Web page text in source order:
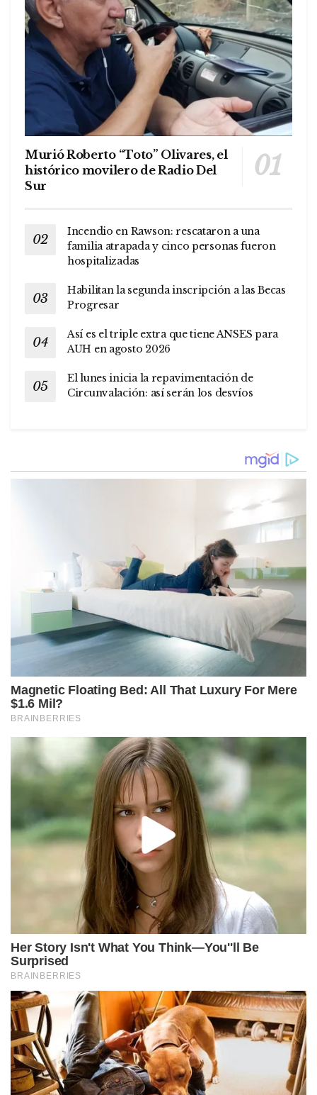
Murió Roberto “Toto” Olivares, el
histórico movilero de Radio Del
Sur
Incendio en Rawson: rescataron a una
familia atrapada y cinco personas fueron
hospitalizadas
Habilitan la segunda inscripción a las Becas
Progresar
Así es el triple extra que tiene ANSES para
AUH en agosto 2026
El lunes inicia la repavimentación de
Circunvalación: así serán los desvíos